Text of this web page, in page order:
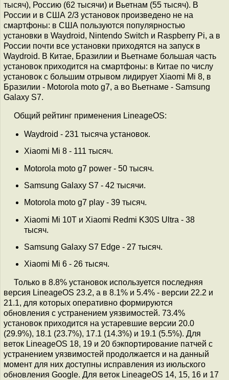
тысяч), Россию (62 тысячи) и Вьетнам (55 тысяч). В
России и в США 2/3 установок произведено не на
смартфоны: в США пользуются популярностью
установки в Waydroid, Nintendo Switch и Raspberry Pi, а в
России почти все установки приходятся на запуск в
Waydroid. В Китае, Бразилии и Вьетнаме большая часть
установок приходится на смартфоны: в Китае по числу
установок с большим отрывом лидирует Xiaomi Mi 8, в
Бразилии - Motorola moto g7, а во Вьетнаме - Samsung
Galaxy S7.
Общий рейтинг применения LineageOS:
Waydroid - 231 тысяча установок.
Xiaomi Mi 8 - 111 тысяч.
Motorola moto g7 power - 50 тысяч.
Samsung Galaxy S7 - 42 тысячи.
Motorola moto g7 play - 39 тысяч.
Xiaomi Mi 10T и Xiaomi Redmi K30S Ultra - 38
тысяч.
Samsung Galaxy S7 Edge - 27 тысяч.
Xiaomi Mi 6 - 26 тысяч.
Только в 8.8% установок используется последняя
версия LineageOS 23.2, а в 8.1% и 5.4% - версии 22.2 и
21.1, для которых оперативно формируются
обновления с устранением уязвимостей. 73.4%
установок приходится на устаревшие версии 20.0
(29.9%), 18.1 (23.7%), 17.1 (14.3%) и 19.1 (5.5%). Для
веток LineageOS 18, 19 и 20 бэкпортирование патчей с
устранением уязвимостей продолжается и на данный
момент для них доступны исправления из июльского
обновления Google. Для веток LineageOS 14, 15, 16 и 17